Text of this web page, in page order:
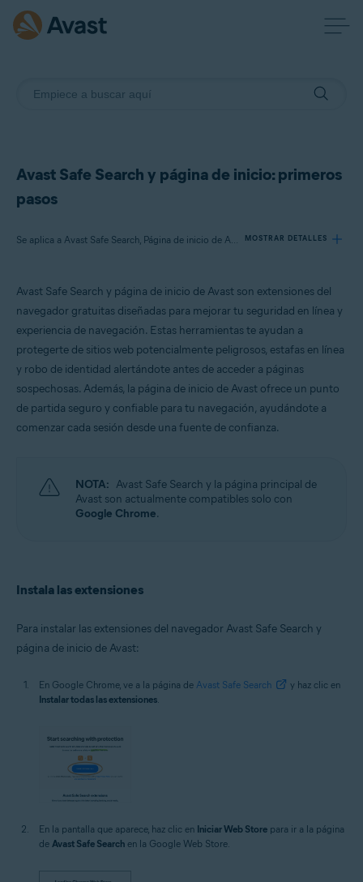
Avast Safe Search y página de inicio: primeros
pasos
Se aplica a Avast Safe Search, Página de inicio de Avast MOSTRAR DETALLES
Página de inicio de Avast
Sistemas operativos:
Windows y macOS
Avast Safe Search y página de inicio de Avast son extensiones del
navegador gratuitas diseñadas para mejorar tu seguridad en línea y
experiencia de navegación. Estas herramientas te ayudan a
protegerte de sitios web potencialmente peligrosos, estafas en línea
y robo de identidad alertándote antes de acceder a páginas
sospechosas. Además, la página de inicio de Avast ofrece un punto
de partida seguro y confiable para tu navegación, ayudándote a
comenzar cada sesión desde una fuente de confianza.
NOTA: Avast Safe Search y la página principal de
Avast son actualmente compatibles solo con
Google Chrome.
Instala las extensiones
Para instalar las extensiones del navegador Avast Safe Search y
página de inicio de Avast:
En Google Chrome, ve a la página de Avast Safe Search
y haz clic en
Instalar todas las extensiones.
En la pantalla que aparece, haz clic en Iniciar Web Store para ir a la página
de Avast Safe Search en la Google Web Store.